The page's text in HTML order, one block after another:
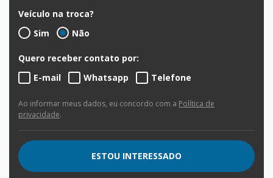
Veículo na troca?
Sim
Não
Quero receber contato por:
E-mail
Whatsapp Telefone
Ao informar meus dados, eu concordo com a Política de
privacidade.
ESTOU INTERESSADO